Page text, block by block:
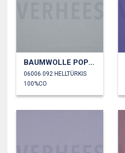
BAUMWOLLE POPELINE
06006.092 HELLTÜRKIS
100%CO